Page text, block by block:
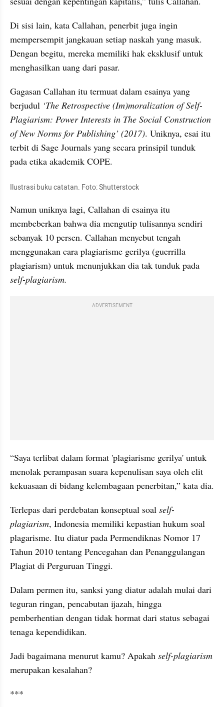
Di sisi lain, kata Callahan, penerbit juga ingin
mempersempit jangkauan setiap naskah yang masuk.
Dengan begitu, mereka memiliki hak eksklusif untuk
menghasilkan uang dari pasar.
Gagasan Callahan itu termuat dalam esainya yang
berjudul ‘The Retrospective (Im)moralization of Self-
Plagiarism: Power Interests in The Social Construction
of New Norms for Publishing’ (2017). Uniknya, esai itu
terbit di Sage Journals yang secara prinsipil tunduk
pada etika akademik COPE.
Ilustrasi buku catatan. Foto: Shutterstock
Namun uniknya lagi, Callahan di esainya itu
membeberkan bahwa dia mengutip tulisannya sendiri
sebanyak 10 persen. Callahan menyebut tengah
menggunakan cara plagiarisme gerilya (guerrilla
plagiarism
self-plagiarism.
ADVERTISEMENT
“Saya terlibat dalam format 'plagiarisme gerilya' untuk
menolak perampasan suara kepenulisan saya oleh elit
Terlepas dari perdebatan konseptual soal self-
plagiarism
plagarisme. Itu diatur pada Permendiknas Nomor 17
Tahun 2010 tentang Pencegahan dan Penanggulangan
Plagiat di Perguruan Tinggi.
Dalam permen itu, sanksi yang diatur adalah mulai dari
teguran ringan, pencabutan ijazah, hingga
pemberhentian dengan tidak hormat dari status sebagai
tenaga kependidikan.
Jadi bagaimana menurut kamu? Apakah self-plagiarism
merupakan kesalahan?
***